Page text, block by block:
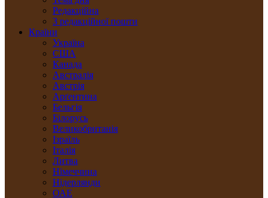
Редакційна
З редакційної пошти
Країни
Україна
США
Канада
Австралія
Австрія
Арґентина
Бельгія
Білорусь
Великобританія
Ізраїль
Італія
Литва
Німеччина
Нідерлянди
ОАЕ